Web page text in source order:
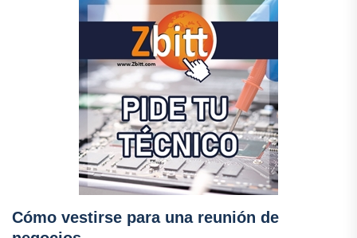
Cómo vestirse para una reunión de